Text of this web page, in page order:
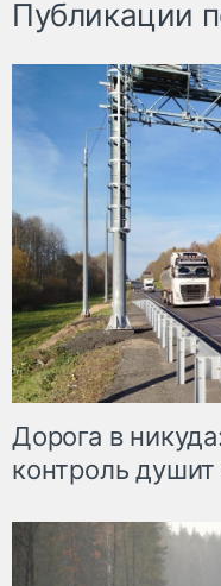
Публикации
Дорога в
контроль